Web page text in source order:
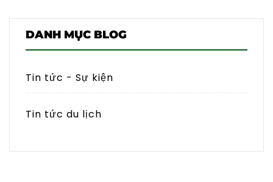
DANH MỤC BLOG
Tin tức - Sự kiện
Tin tức du lịch